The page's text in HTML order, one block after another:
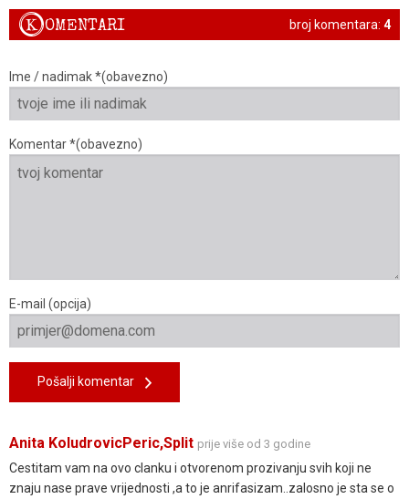
broj komentara: 4
KOMENTARI
Ime / nadimak *(obavezno)
Komentar *(obavezno)
E-mail (opcija)
Pošalji komentar
Anita KoludrovicPeric,Split prije više od 3 godine
Cestitam vam na ovo clanku i otvorenom prozivanju svih koji ne
znaju nase prave vrijednosti ,a to je anrifasizam..zalosno je sta se o